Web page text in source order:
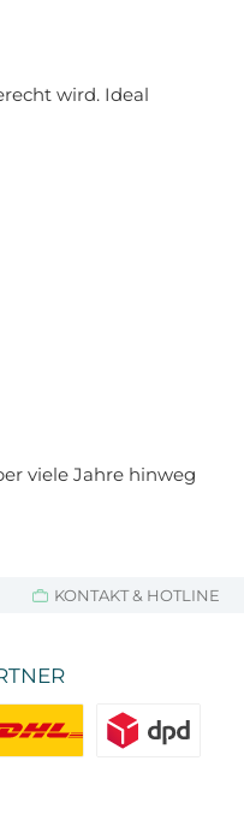
wird. Ideal
viele Jahre hinweg
KONTAKT & HOTLINE